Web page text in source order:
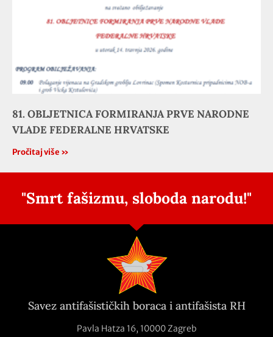
81. OBLJETNICA FORMIRANJA PRVE NARODNE
VLADE FEDERALNE HRVATSKE
Pročitaj više »
"Smrt fašizmu, sloboda narodu!"
Savez antifašističkih boraca i antifašista RH
Pavla Hatza 16, 10000 Zagreb